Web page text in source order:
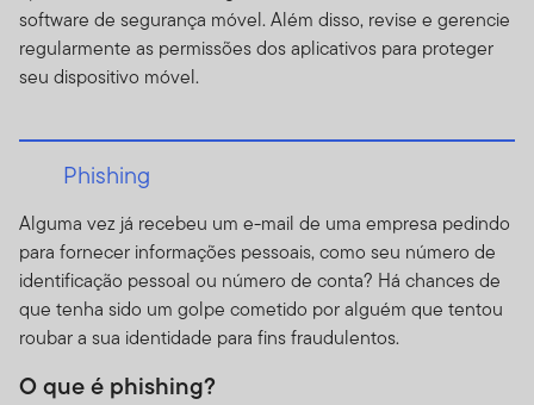
software de segurança móvel. Além disso, revise e gerencie
regularmente as permissões dos aplicativos para proteger
seu dispositivo móvel.
Phishing
Alguma vez já recebeu um e-mail de uma empresa pedindo
para fornecer informações pessoais, como seu número de
identificação pessoal ou número de conta? Há chances de
que tenha sido um golpe cometido por alguém que tentou
roubar a sua identidade para fins fraudulentos.
O que é phishing?